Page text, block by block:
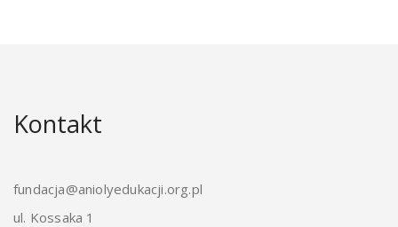
Kontakt
fundacja@aniolyedukacji.org.pl
ul. Kossaka 1